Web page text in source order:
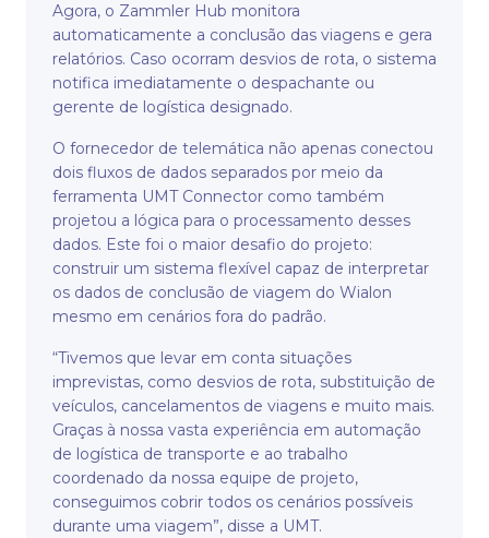
Agora, o Zammler Hub monitora
automaticamente a conclusão das viagens e gera
relatórios. Caso ocorram desvios de rota, o sistema
notifica imediatamente o despachante ou
gerente de logística designado.
O fornecedor de telemática não apenas conectou
dois fluxos de dados separados por meio da
ferramenta UMT Connector como também
projetou a lógica para o processamento desses
dados. Este foi o maior desafio do projeto:
construir um sistema flexível capaz de interpretar
os dados de conclusão de viagem do Wialon
mesmo em cenários fora do padrão.
“Tivemos que levar em conta situações
imprevistas, como desvios de rota, substituição de
veículos, cancelamentos de viagens e muito mais.
Graças à nossa vasta experiência em automação
de logística de transporte e ao trabalho
coordenado da nossa equipe de projeto,
conseguimos cobrir todos os cenários possíveis
durante uma viagem”, disse a UMT.